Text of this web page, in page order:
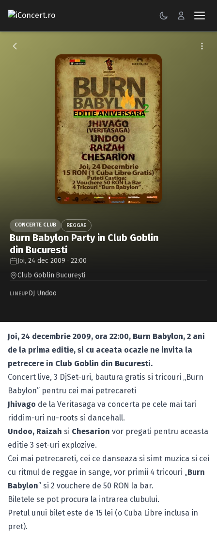
CONCERTE
Caută în site...
CONCERTE CLUB REGGAE
Burn Babylon Party in Club Goblin
din Bucuresti
Joi, 24 dec 2009 · 22:00
Club Goblin·Bucureşti
LINEUPDJ Undoo
Joi, 24 decembrie 2009, ora 22:00, Burn Babylon, 2 ani
de la prima editie, si cu aceata ocazie ne invita la
petrecere in Club Goblin din Bucuresti.
Concert live, 3 DjSet-uri, bautura gratis si tricouri „Burn
Babylon” pentru cei mai petrecareti
Jhivago de la Veritasaga va concerta pe cele mai tari
riddim-uri nu-roots si dancehall.
Undoo, Raizah si Chesarion vor pregati pentru aceasta
editie 3 set-uri explozive.
Cei mai petrecareti, cei ce danseaza si simt muzica si cei
cu ritmul de reggae in sange, vor primii 4 tricouri „Burn
Babylon” si 2 vouchere de 50 RON la bar.
Biletele se pot procura la intrarea clubului.
Pretul unui bilet este de 15 lei (o Cuba Libre inclusa in
pret).